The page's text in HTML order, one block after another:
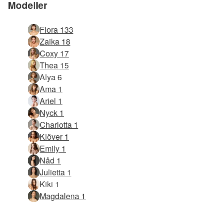
Modeller
Flora 133
Zaika 18
Coxy 17
Thea 15
Alya 6
Ama 1
Ariel 1
Nyck 1
Charlotta 1
Klöver 1
Emily 1
Nåd 1
Julietta 1
Kiki 1
Magdalena 1